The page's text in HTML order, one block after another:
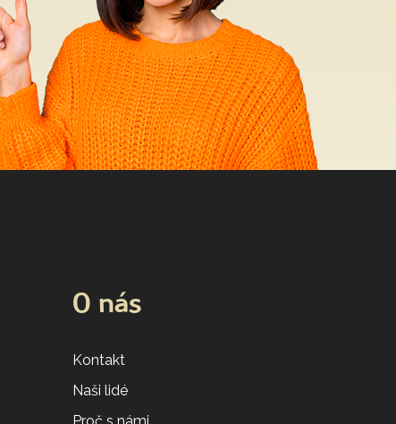
O nás
Kontakt
Naši lidé